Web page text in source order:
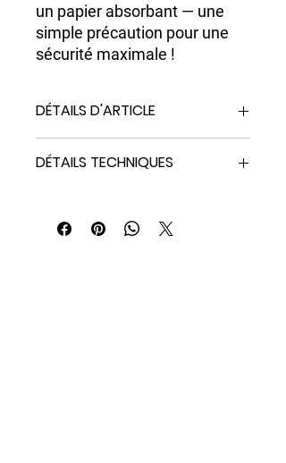
un papier absorbant — une
simple précaution pour une
sécurité maximale !
DÉTAILS D'ARTICLE
résistant à l'eau
DÉTAILS TECHNIQUES
photographique